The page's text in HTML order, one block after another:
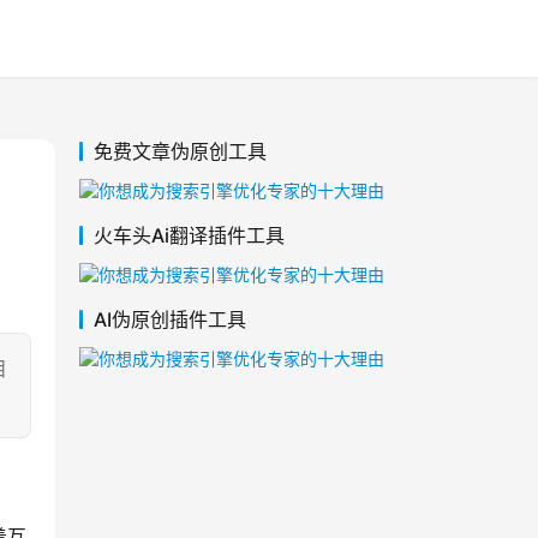
免费文章伪原创工具
火车头Ai翻译插件工具
AI伪原创插件工具